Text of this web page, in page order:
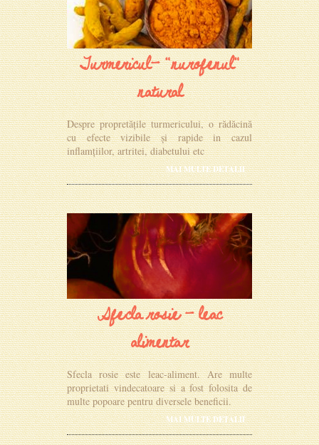
Turmericul- "nurofenul"
natural
Despre propretățile turmericului, o rădăcină
cu efecte vizibile și rapide in cazul
inflamțiilor, artritei, diabetului etc
MAI MULTE DETALII
Sfecla rosie - leac
alimentar
Sfecla rosie este leac-aliment. Are multe
proprietati vindecatoare si a fost folosita de
multe popoare pentru diversele beneficii.
MAI MULTE DETALII